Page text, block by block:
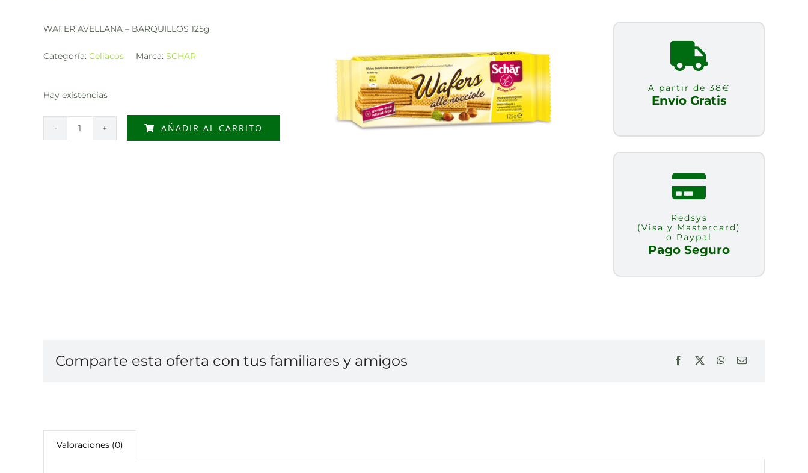
WAFER AVELLANA – BARQUILLOS 125g
Categoría: Celiacos Marca: SCHAR
Hay existencias
WAFER
AÑADIR AL CARRITO
A partir de 38€
Envío Gratis
Redsys
(Visa y Mastercard)
o Paypal
Pago Seguro
Comparte esta oferta con tus familiares y amigos
Valoraciones (0)